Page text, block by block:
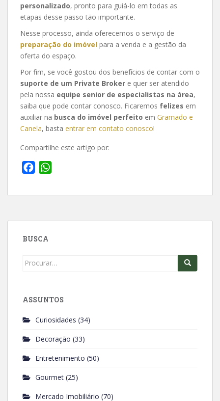
personalizado, pronto para guiá-lo em todas as
etapas desse passo tão importante.
Nesse processo, ainda oferecemos o serviço de
preparação do imóvel para a venda e a gestão da
oferta do espaço.
Por fim, se você gostou dos benefícios de contar com o
suporte de um Private Broker e quer ser atendido
pela nossa equipe senior de especialistas na área,
saiba que pode contar conosco. Ficaremos felizes em
auxiliar na busca do imóvel perfeito em Gramado e
Canela, basta entrar em contato conosco!
Compartilhe este artigo por:
c
b
o
a
s
BUSCA
Search
ASSUNTOS
Curiosidades (34)
Decoração (33)
Entretenimento (50)
Gourmet (25)
Mercado Imobiliário (70)